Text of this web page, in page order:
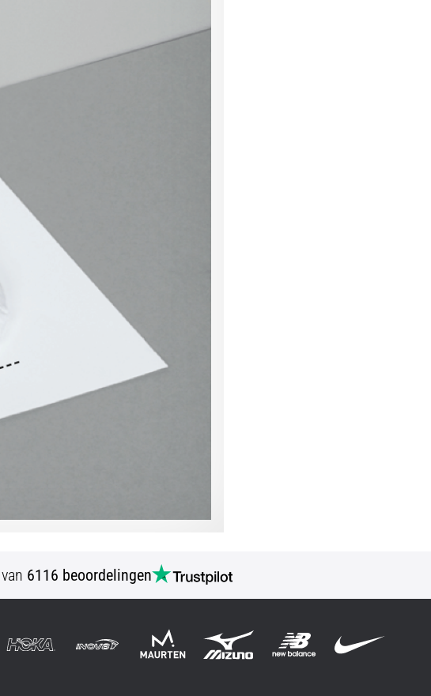
6116 beoordelingen